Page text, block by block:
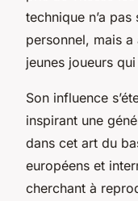
technique n’a
personnel, mais
jeunes joueurs
Son influence
inspirant une
dans cet art du
européens et
cherchant à